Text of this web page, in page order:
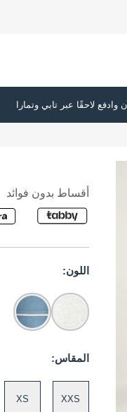
أقساط بدون فوائد
اللون:
المقاس:
XXS
XS